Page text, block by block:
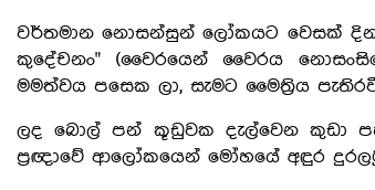
වර්තමාන නොසන්සුන් ලෝකයට වෙසක්
කුදේචනං" (වෛරයෙන් වෛරය
මමත්වය පසෙක ලා, සැමට මෛත්‍රිය
ලද බොල් පන් කූඩුවක දැල්වෙන කුඩා
ප්‍රඥාවේ ආලෝකයෙන් මෝහයේ අඳුර